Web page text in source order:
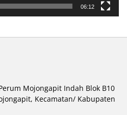
06:12
Mojongapit Indah Blok B10
Kecamatan/ Kabupaten